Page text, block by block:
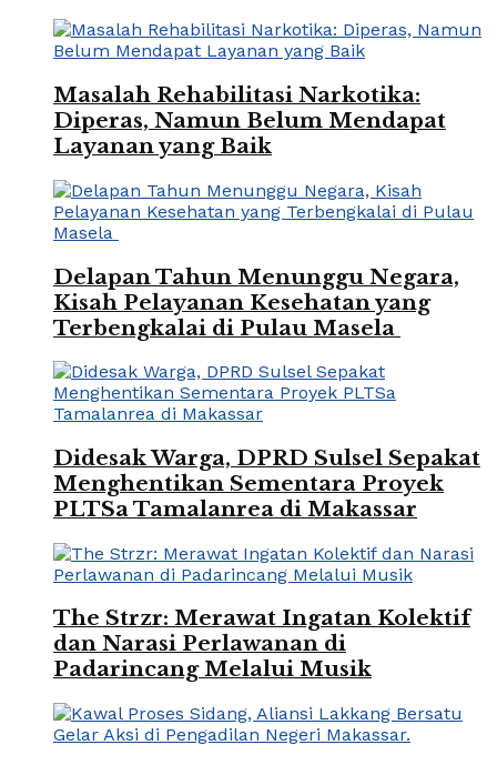
Masalah Rehabilitasi Narkotika:
Diperas, Namun Belum Mendapat
Layanan yang Baik
Delapan Tahun Menunggu Negara,
Kisah Pelayanan Kesehatan yang
Terbengkalai di Pulau Masela
Didesak Warga, DPRD Sulsel Sepakat
Menghentikan Sementara Proyek
PLTSa Tamalanrea di Makassar
The Strzr: Merawat Ingatan Kolektif
dan Narasi Perlawanan di
Padarincang Melalui Musik